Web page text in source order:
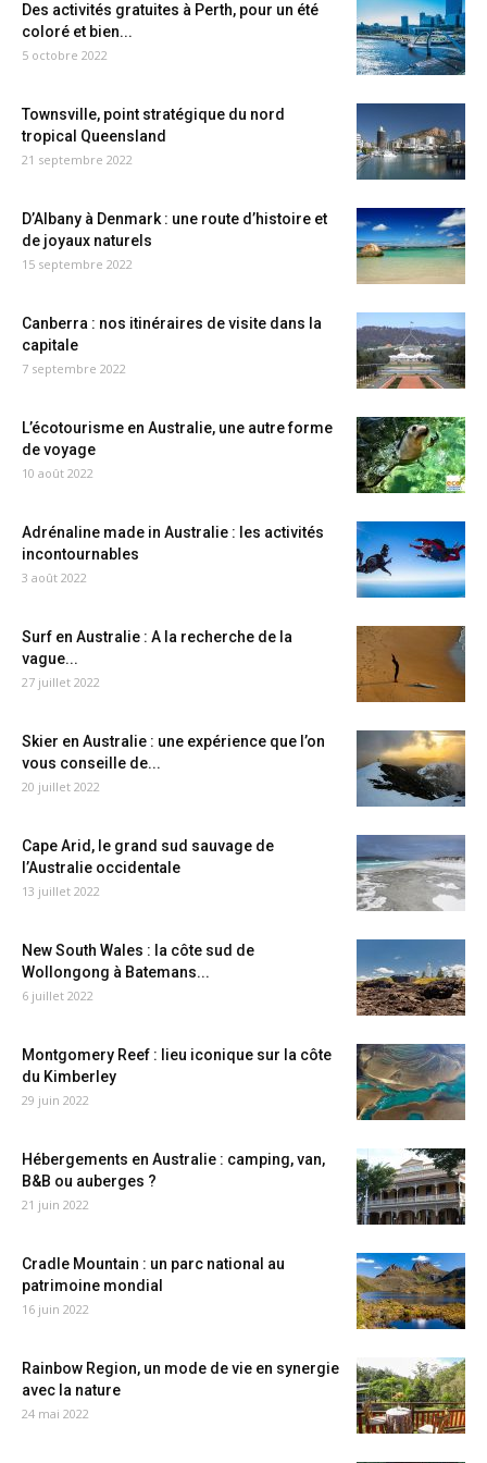
Des activités gratuites à Perth, pour un été
coloré et bien...
5 octobre 2022
Townsville, point stratégique du nord
tropical Queensland
21 septembre 2022
D’Albany à Denmark : une route d’histoire et
de joyaux naturels
15 septembre 2022
Canberra : nos itinéraires de visite dans la
capitale
7 septembre 2022
L’écotourisme en Australie, une autre forme
de voyage
10 août 2022
Adrénaline made in Australie : les activités
incontournables
3 août 2022
Surf en Australie : A la recherche de la
vague...
27 juillet 2022
Skier en Australie : une expérience que l’on
vous conseille de...
20 juillet 2022
Cape Arid, le grand sud sauvage de
l’Australie occidentale
13 juillet 2022
New South Wales : la côte sud de
Wollongong à Batemans...
6 juillet 2022
Montgomery Reef : lieu iconique sur la côte
du Kimberley
29 juin 2022
Hébergements en Australie : camping, van,
B&B ou auberges ?
21 juin 2022
Cradle Mountain : un parc national au
patrimoine mondial
16 juin 2022
Rainbow Region, un mode de vie en synergie
avec la nature
24 mai 2022